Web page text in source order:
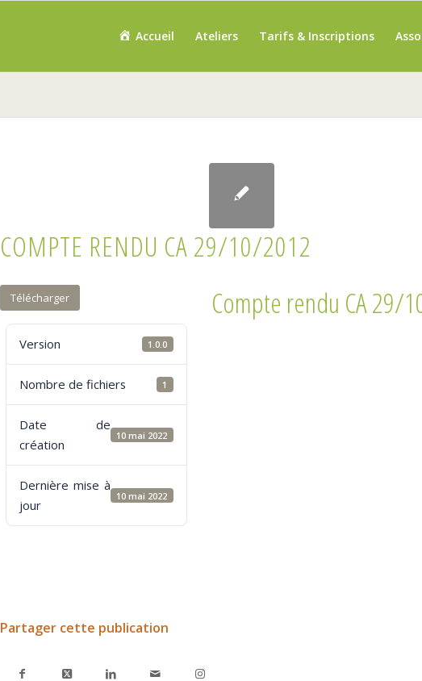
Accueil Ateliers Tarifs & Inscriptions
COMPTE RENDU CA 29/10/2012
Télécharger
Version 1.0.0
Nombre de fichiers 1
Date de
création
10 mai 2022
Dernière mise à
jour
10 mai 2022
Compte rendu CA 29/
Partager cette publication